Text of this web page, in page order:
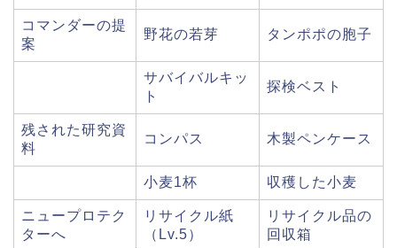
コマンダーの提
案
野花の若芽 タンポポの胞子
サバイバルキッ
ト
探検ベスト
残された研究資
料
コンパス 木製ペンケース
小麦1杯 収穫した小麦
ニュープロテク
ターへ
リサイクル紙
（Lv.5）
リサイクル品の
回収箱